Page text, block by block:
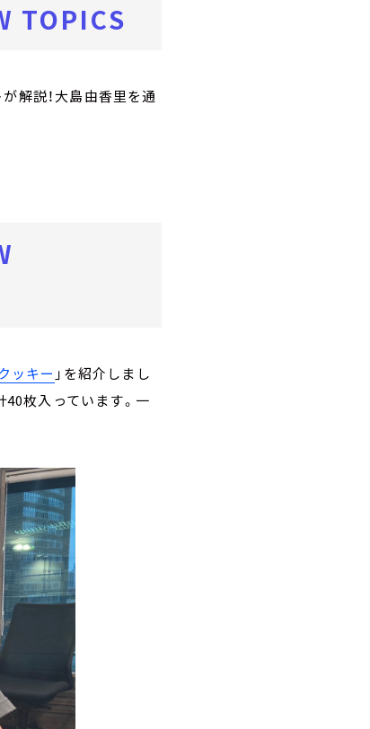
TOPICS
解説！大島由香里を通
ッキー 」を紹介しまし
40枚入っています。一